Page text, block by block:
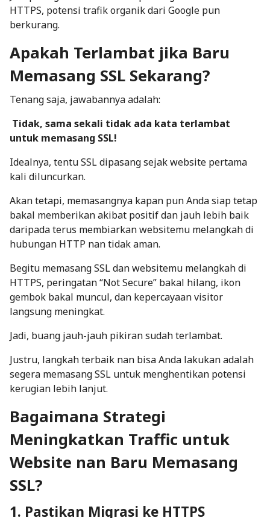
HTTPS, potensi trafik organik dari Google pun
berkurang.
Apakah Terlambat jika Baru
Memasang SSL Sekarang?
Tenang saja, jawabannya adalah:
Tidak, sama sekali tidak ada kata terlambat
untuk memasang SSL!
Idealnya, tentu SSL dipasang sejak website pertama
kali diluncurkan.
Akan tetapi, memasangnya kapan pun Anda siap tetap
bakal memberikan akibat positif dan jauh lebih baik
daripada terus membiarkan websitemu melangkah di
hubungan HTTP nan tidak aman.
Begitu memasang SSL dan websitemu melangkah di
HTTPS, peringatan “Not Secure” bakal hilang, ikon
gembok bakal muncul, dan kepercayaan visitor
langsung meningkat.
Jadi, buang jauh-jauh pikiran sudah terlambat.
Justru, langkah terbaik nan bisa Anda lakukan adalah
segera memasang SSL untuk menghentikan potensi
kerugian lebih lanjut.
Bagaimana Strategi
Meningkatkan Traffic untuk
Website nan Baru Memasang
SSL?
1. Pastikan Migrasi ke HTTPS